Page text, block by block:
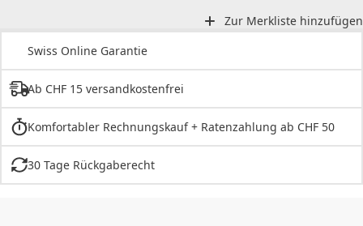
Zur Merkliste hinzufügen
Swiss Online Garantie
Ab CHF 15 versandkostenfrei
Komfortabler Rechnungskauf + Ratenzahlung ab CHF 50
30 Tage Rückgaberecht